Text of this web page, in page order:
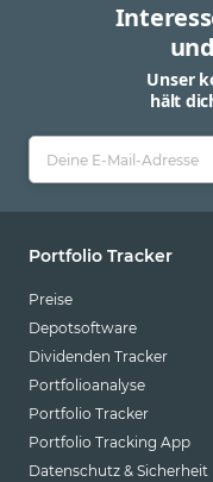
Unser
hält
Portfolio Tracker
Preise
Depotsoftware
Dividenden Tracker
Portfolioanalyse
Portfolio Tracker
Portfolio Tracking App
Datenschutz & Sicherheit